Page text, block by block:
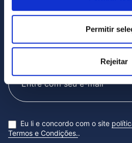
Permitir
Rejeitar
SUBSCREVA NOSSA
Subscribe
newsletter
Eu li e concordo com o site
Termos e Condições..